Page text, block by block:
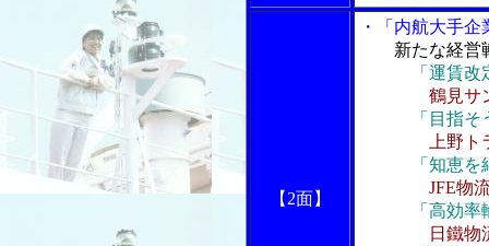
【2面】
・「内航大手
新たな経営
「運賃
鶴見サ
「目指そ
上野
「知恵を
JFE物
「高効
日鐵